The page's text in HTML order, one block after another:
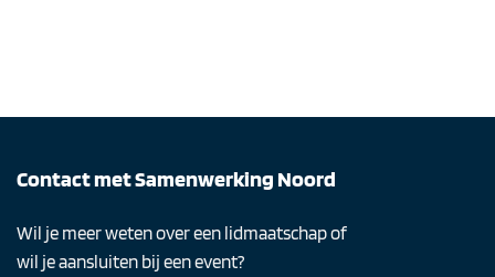
Contact met Samenwerking Noord
Wil je meer weten over een lidmaatschap of
wil je aansluiten bij een event?